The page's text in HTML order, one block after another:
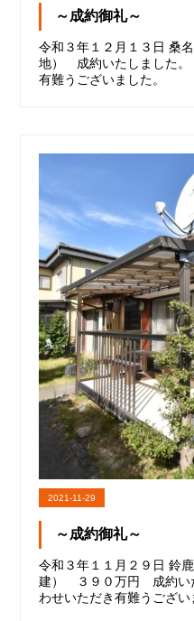
～成約御礼～
令和３年１２月１３日 桑
地） 成約いたしました。
有難うございました。
2021-11-29
～成約御礼～
令和３年１１月２９日 鈴
建） ３９０万円 成約い
わせいただき有難うござい